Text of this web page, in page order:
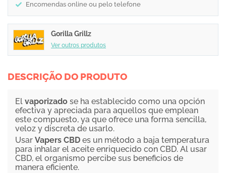
Encomendas online ou pelo telefone
Gorilla Grillz
Ver outros produtos
DESCRIÇÃO DO PRODUTO
El vaporizado se ha establecido como una opción
efectiva y apreciada para aquellos que emplean
este compuesto, ya que ofrece una forma sencilla,
veloz y discreta de usarlo.
Usar Vapers CBD es un método a baja temperatura
para inhalar el aceite enriquecido con CBD. Al usar
CBD, el organismo percibe sus beneficios de
manera eficiente.